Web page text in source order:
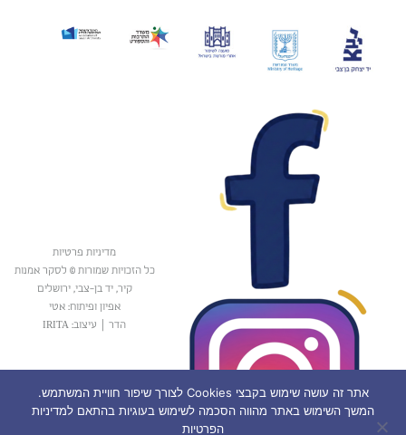
מדיניות פרטיות
כל הזכויות שמורות © לסקר אמנות
קיר, יד בן-צבי, ירושלים
אפיון ופיתוח: אטי
הדר
עיצוב: IRITA
אתר זה עושה שימוש בקבצי Cookies לצורך שיפור חוויית המשתמש.
המשך השימוש באתר מהווה הסכמה לשימוש בעוגיות בהתאם למדיניות
הפרטיות